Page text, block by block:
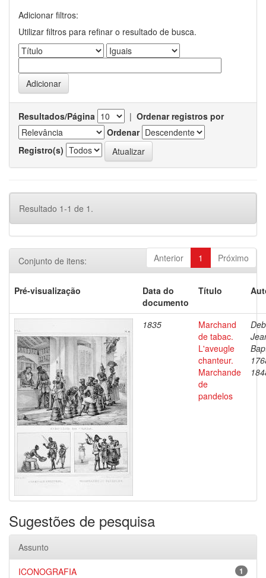
Adicionar filtros:
Utilizar filtros para refinar o resultado de busca.
Resultados/Página | Ordenar registros por
Ordenar
Registro(s)
Resultado 1-1 de 1.
Anterior 1 Próximo
Conjunto de itens:
Pré-visualização
Data do
documento
Título
1835
Marchand
de tabac.
L'aveugle
chanteur.
Marchande
de
pandelos
Sugestões de pesquisa
Assunto
1
ICONOGRAFIA